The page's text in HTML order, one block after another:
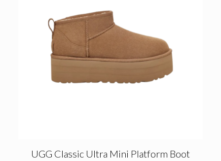
UGG Classic Ultra Mini Platform Boot